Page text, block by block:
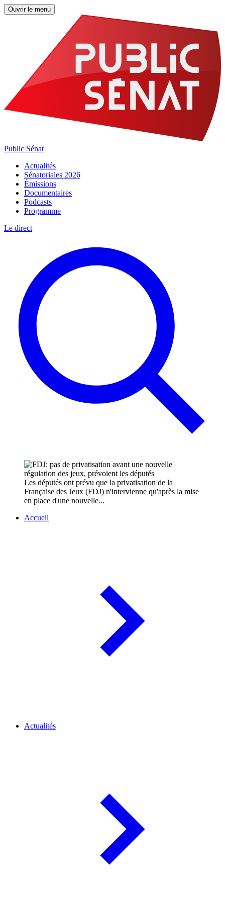
Ouvrir le menu
Public Sénat
Actualités
Sénatoriales 2026
Émissions
Documentaires
Podcasts
Programme
Le direct
Les députés ont prévu que la privatisation de la
Française des Jeux (FDJ) n'intervienne qu'après la mise
en place d'une nouvelle...
Accueil
Actualités